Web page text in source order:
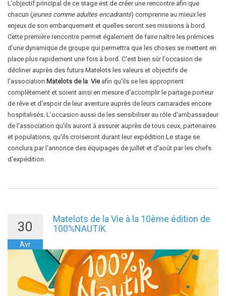
L’objectif principal de ce stage est de créer une rencontre afin que
chacun (jeunes comme adultes encadrants) comprenne au mieux les
enjeux de son embarquement et quelles seront ses missions à bord.
Cette première rencontre permet également de faire naître les prémices
d’une dynamique de groupe qui permettra que les choses se mettent en
place plus rapidement une fois à bord. C'est bien sûr l'occasion de
décliner auprès des futurs Matelots les valeurs et objectifs de
l'association Matelots de la Vieafin qu'ils se les approprient
complètement et soient ainsi en mesure d'accomplir le partage porteur
de rêve et d'espoir de leur aventure auprès de leurs camarades encore
hospitalisés. L'occasion aussi de les sensibiliser au rôle d'ambassadeur
de l'association qu'ils auront à assurer auprès de tous ceux, partenaires
et populations, qu'ils croiseront durant leur expédition.Le stage se
conclura par l'annonce des équipages de juillet et d'août par les chefs
d'expédition.
30
Avr
Matelots de la Vie à la 10ème édition de
100%NAUTIK